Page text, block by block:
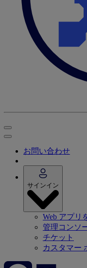
お問い合わせ
サインイン
Web アプリ
管理コンソ
チケット
カスタマー